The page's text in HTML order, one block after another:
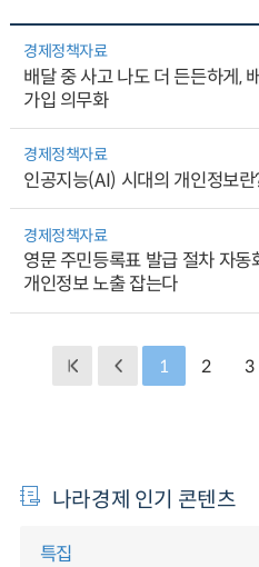
경제정책자료
배달 중 사고 나도 더 든든하게,
가입 의무화
경제정책자료
인공지능(AI) 시대의 개인정보란
경제정책자료
영문 주민등록표 발급 절차 자
개인정보 노출 잡는다
1 2 3
나라경제 인기 콘텐츠
특집